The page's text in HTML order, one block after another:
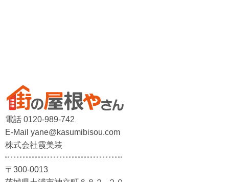
電話 0120-989-742
E-Mail yane@kasumibisou.com
株式会社霞美装
〒300-0013